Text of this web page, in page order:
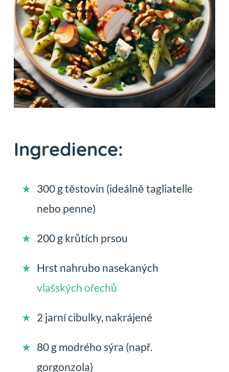
Ingredience:
300 g těstovin (ideálně tagliatelle
nebo penne)
200 g krůtích prsou
Hrst nahrubo nasekaných
vlašských ořechů
2 jarní cibulky, nakrájené
80 g modrého sýra (např.
gorgonzola)